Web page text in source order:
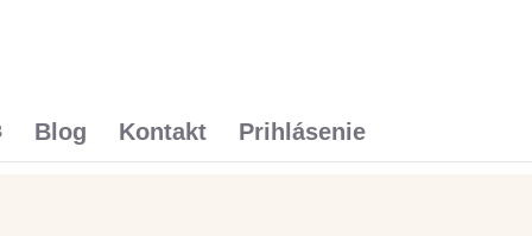
Blog Kontakt Prihlásenie